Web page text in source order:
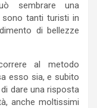
sembrare una
tanti turisti in
di bellezze
al metodo
esso sia, e subito
dare una risposta
anche moltissimi